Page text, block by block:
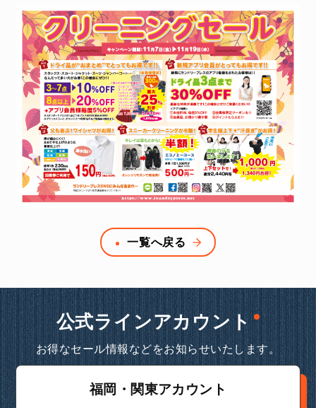
一覧へ戻る
公式ラインアカウント
お得なセール情報などをお知らせいたします。
福岡・関東アカウント